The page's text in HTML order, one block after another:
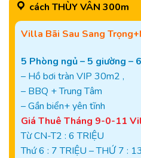
cách THÙY VÂN 300m
Villa Bãi Sau Sang
5 Phòng ngủ – 5 giường –
– Hồ bơi tràn VIP 30m2 ,
– BBQ + Trung Tâm
– Gần biển+ yên tĩnh
Giá Thuê Tháng 9-0-11
Từ CN-T2 : 6 TRIỆU
Thứ 6 : 7 TRIỆU – THỨ 7 :